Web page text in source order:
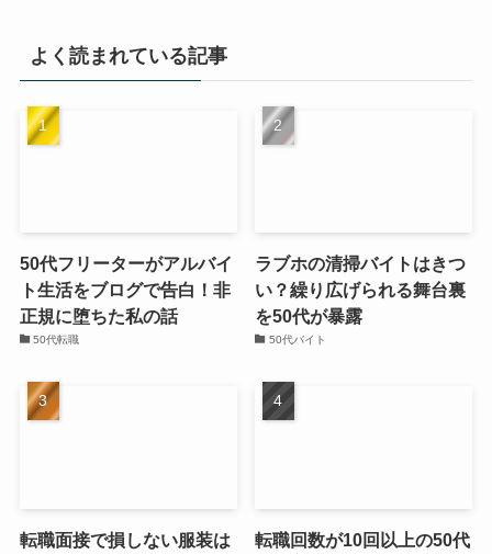
よく読まれている記事
50代フリーターがアルバイ
ト生活をブログで告白！非
正規に堕ちた私の話
50代転職
ラブホの清掃バイトはきつ
い？繰り広げられる舞台裏
を50代が暴露
50代バイト
転職面接で損しない服装は
転職回数が10回以上の50代